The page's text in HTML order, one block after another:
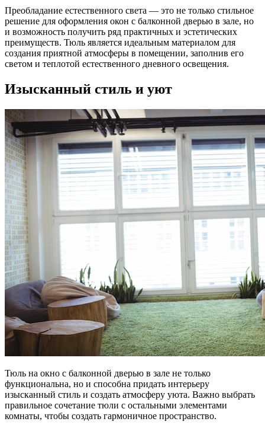
Преобладание естественного света — это не только стильное
решение для оформления окон с балконной дверью в зале, но
и возможность получить ряд практичных и эстетических
преимуществ. Тюль является идеальным материалом для
создания приятной атмосферы в помещении, заполнив его
светом и теплотой естественного дневного освещения.
Изысканный стиль и уют
Тюль на окно с балконной дверью в зале не только
функциональна, но и способна придать интерьеру
изысканный стиль и создать атмосферу уюта. Важно выбрать
правильное сочетание тюли с остальными элементами
комнаты, чтобы создать гармоничное пространство.